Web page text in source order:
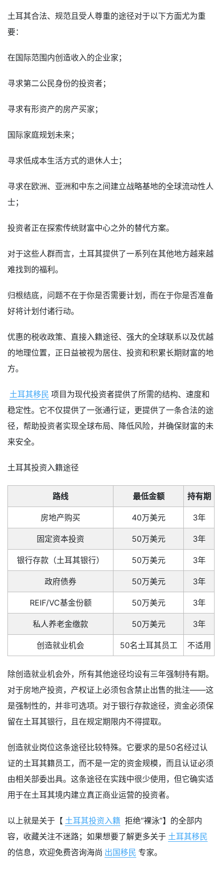
土耳其合法、规范且受人尊重的途径对于以下方面尤为重
要：
在国际范围内创造收入的企业家；
寻求第二公民身份的投资者；
寻求有形资产的房产买家；
国际家庭规划未来；
寻求低成本生活方式的退休人士；
寻求在欧洲、亚洲和中东之间建立战略基地的全球流动性人
士；
投资者正在探索传统财富中心之外的替代方案。
对于这些人群而言，土耳其提供了一系列在其他地方越来越
难找到的福利。
归根结底，问题不在于你是否需要计划，而在于你是否准备
好将计划付诸行动。
优惠的税收政策、直接入籍途径、强大的全球联系以及优越
的地理位置，正日益被视为居住、投资和积累长期财富的地
方。
土耳其移民 项目为现代投资者提供了所需的结构、速度和
稳定性。它不仅提供了一张通行证，更提供了一条合法的途
径，帮助投资者实现全球布局、降低风险，并确保财富的未
来安全。
土耳其投资入籍途径
路线 最低金额 持有期
房地产购买 40万美元 3年
固定资本投资 50万美元 3年
银行存款（土耳其银行） 50万美元 3年
政府债券 50万美元 3年
REIF/VC基金份额 50万美元 3年
私人养老金缴款 50万美元 3年
创造就业机会 50名土耳其员工 不适用
除创造就业机会外，所有其他途径均设有三年强制持有期。
对于房地产投资，产权证上必须包含禁止出售的批注——这
是强制性的，并非可选项。对于银行存款途径，资金必须保
留在土耳其银行，且在规定期限内不得提取。
创造就业岗位这条途径比较特殊。它要求的是50名经过认
证的土耳其籍员工，而不是一定的资金规模，而且认证必须
由相关部委出具。这条途径在实践中很少使用，但它确实适
用于在土耳其境内建立真正商业运营的投资者。
以上就是关于【 土耳其投资入籍 拒绝“裸泳”】的全部内
容，收藏关注不迷路；如果想要了解更多关于 土耳其移民
的信息，欢迎免费咨询海尚 出国移民 专家。